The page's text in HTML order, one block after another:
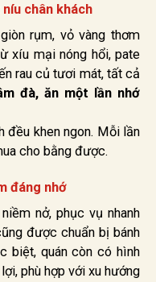
chân khách
rụm, vỏ vàng thơm
xíu mại nóng hổi, pate
rau củ tươi mát, tất cả
đà, ăn một lần nhớ
đều khen ngon. Mỗi lần
cho bằng được.
đáng nhớ
nở, phục vụ nhanh
được chuẩn bị bánh
biệt, quán còn có hình
phù hợp với xu hướng